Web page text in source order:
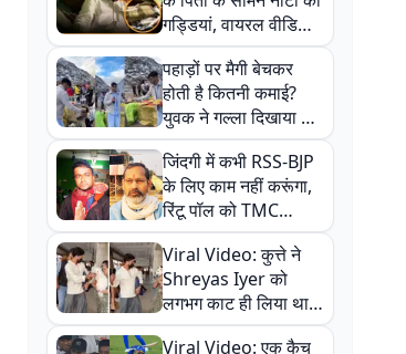
गड्डियां, वायरल वीडियो
से राजनीति में उबाल,
अजित महतो बोले- TMC
की गंदी चाल
पहाड़ों पर मैगी बेचकर
होती है कितनी कमाई?
युवक ने गल्ला दिखाया तो
नौकरी वालों के खड़े हो गए
कान
जिंदगी में कभी RSS-BJP
के लिए काम नहीं करूंगा,
रिंटू पॉल को TMC
ऑफिस में ले जाकर पीटा,
Video वायरल
Viral Video: कुत्ते ने
Shreyas Iyer को
लगभग काट ही लिया था,
न्यूजीलैंड सीरीज से पहले
Viral Video: एक कैच